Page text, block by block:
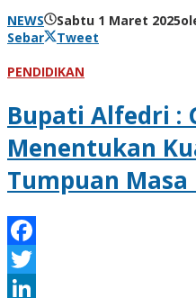
NEWS
Sabtu 1 Maret 2025
Sebar
Tweet
PENDIDIKAN
Bupati Alfedri :
Menentukan
Tumpuan Masa
Facebook
Twitter